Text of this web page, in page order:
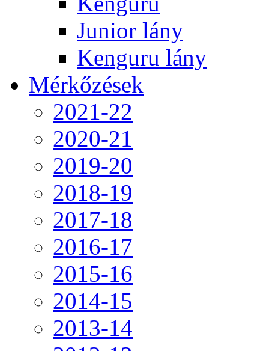
Junior lány
Kenguru lány
Mérkőzések
2021-22
2020-21
2019-20
2018-19
2017-18
2016-17
2015-16
2014-15
2013-14